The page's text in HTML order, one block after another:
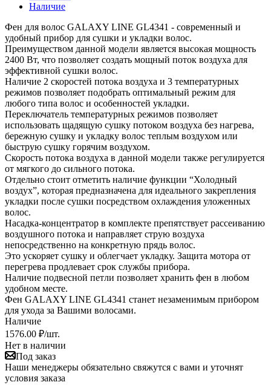
Наличие
Фен для волос GALAXY LINE GL4341 - современный и
удобный прибор для сушки и укладки волос.
Преимуществом данной модели является высокая мощность
2400 Вт, что позволяет создать мощный поток воздуха для
эффективной сушки волос.
Наличие 2 скоростей потока воздуха и 3 температурных
режимов позволяет подобрать оптимальный режим для
любого типа волос и особенностей укладки.
Переключатель температурных режимов позволяет
использовать щадящую сушку потоком воздуха без нагрева,
бережную сушку и укладку волос теплым воздухом или
быструю сушку горячим воздухом.
Скорость потока воздуха в данной модели также регулируется
от мягкого до сильного потока.
Отдельно стоит отметить наличие функции “Холодный
воздух”, которая предназначена для идеального закрепления
укладки после сушки посредством охлаждения уложенных
волос.
Насадка-концентратор в комплекте препятствует рассеиванию
воздушного потока и направляет струю воздуха
непосредственно на конкретную прядь волос.
Это ускоряет сушку и облегчает укладку. Защита мотора от
перегрева продлевает срок службы прибора.
Наличие подвесной петли позволяет хранить фен в любом
удобном месте.
Фен GALAXY LINE GL4341 станет незаменимым прибором
для ухода за Вашими волосами.
Наличие
1576.00 ₽/шт.
Нет в наличии
Под заказ
Наши менеджеры обязательно свяжутся с вами и уточнят
условия заказа